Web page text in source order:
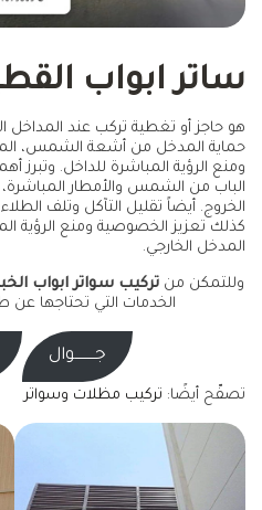
ساتر ابواب
هو حاجز أو تغطية تركب عند المداخل
حماية المدخل من أشعة الشمس،
ومنع الرؤية المباشرة للداخل. وتبرز
الباب من الشمس والأمطار
الخروج. أيضاً تقليل التآكل وتلف
كذلك تعزيز الخصوصية ومنع الرؤية
المدخل الخارجي.
وللتمكن منتركيب سواتر ابواب
الخدمات التي تحتاجها عن
جـــــــــوال
تصفّح أيضًا: تركيب مظلات وسواتر